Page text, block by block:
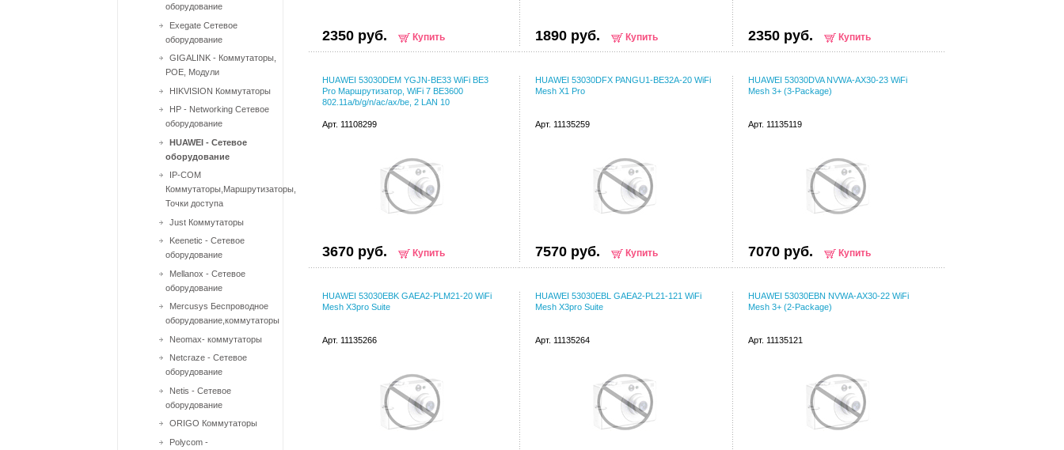
2350 руб. Купить 1890 руб. Купить 2350 руб. Купить
HUAWEI 53030DEM YGJN-BE33 WiFi BE3
Pro Маршрутизатор, WiFi 7 BE3600
802.11a/b/g/n/ac/ax/be, 2 LAN 10
Арт. 11108299
3670 руб. Купить
HUAWEI 53030DFX PANGU1-BE32A-20 WiFi
Mesh X1 Pro
Арт. 11135259
7570 руб. Купить
HUAWEI 53030DVA NVWA-AX30-23 WiFi
Mesh 3+ (3-Package)
Арт. 11135119
7070 руб. Купить
HUAWEI 53030EBK GAEA2-PLM21-20 WiFi
Mesh X3pro Suite
Арт. 11135266
HUAWEI 53030EBL GAEA2-PL21-121 WiFi
Mesh X3pro Suite
Арт. 11135264
HUAWEI 53030EBN NVWA-AX30-22 WiFi
Mesh 3+ (2-Package)
Арт. 11135121
оборудование
Exegate Сетевое
оборудование
GIGALINK - Коммутаторы,
POE, Модули
HIKVISION Коммутаторы
HP - Networking Сетевое
оборудование
HUAWEI - Сетевое
оборудование
IP-COM
Коммутаторы,Маршрутизаторы,
Точки доступа
Just Коммутаторы
Keenetic - Сетевое
оборудование
Mellanox - Сетевое
оборудование
Mercusys Беспроводное
оборудование,коммутаторы
Neomax- коммутаторы
Netcraze - Сетевое
оборудование
Netis - Сетевое
оборудование
ORIGO Коммутаторы
Polycom -